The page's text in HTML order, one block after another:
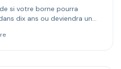
si votre borne pourra
dix ans ou deviendra un
repérer une borne «